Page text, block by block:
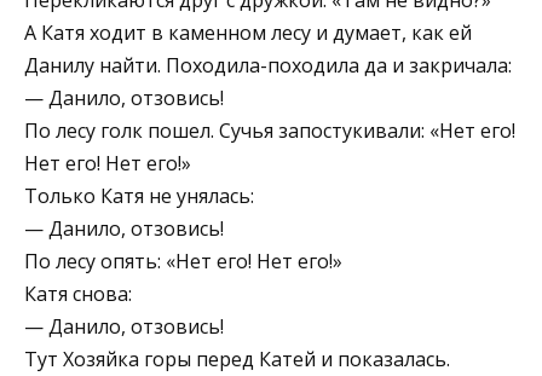
А Катя ходит в каменном лесу и думает, как ей
Данилу найти. Походила-походила да и закричала:
— Данило, отзовись!
По лесу голк пошел. Сучья запостукивали: «Нет его!
Нет его! Нет его!»
Только Катя не унялась:
— Данило, отзовись!
По лесу опять: «Нет его! Нет его!»
Катя снова:
— Данило, отзовись!
Тут Хозяйка горы перед Катей и показалась.